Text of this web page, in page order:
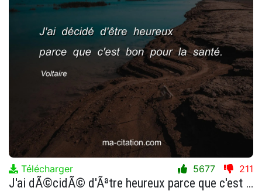
Télécharger 5677 211
J'ai dÃ©cidÃ© d'Ãªtre heureux parce que c'est bon pour la santÃ©.